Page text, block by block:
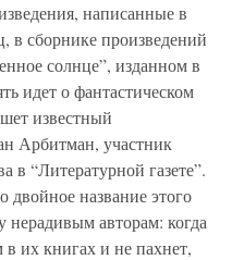
написанные в
в сборнике произведений
солнце”, изданном в
идет о фантастическом
известный
Арбитман, участник
в “Литературной газете”.
двойное название этого
нерадивым авторам: когда
их книгах и не пахнет,